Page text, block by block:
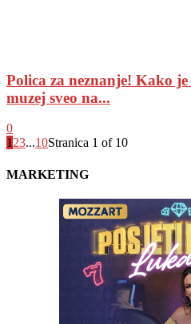
Polica za neznanje! Kako
muzej sveo na...
0
123...10Stranica 1 of 10
MARKETING